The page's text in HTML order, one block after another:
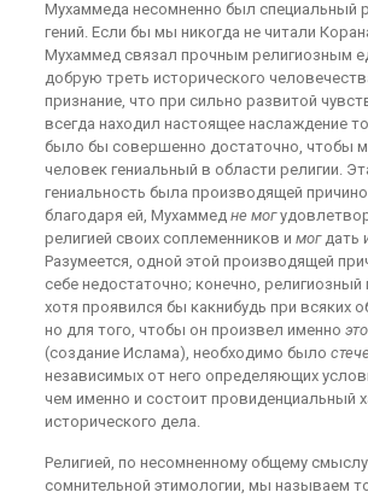
Мухаммеда несомненно был специальный
гений. Если бы мы никогда не читали
Мухаммед связал прочным религиозным
добрую треть исторического
признание, что при сильно развитой
всегда находил настоящее наслаждение
было бы совершенно достаточно, чтобы
человек гениальный в области религии.
гениальность была производящей
благодаря ей, Мухаммед не мог
религией своих соплеменников и могдать
Разумеется, одной этой производящей
себе недостаточно; конечно, религиозный
хотя проявился бы какнибудь при всяких
но для того, чтобы он произвел именно это
(создание Ислама), необходимо было
независимых от него определяющих
чем именно и состоит провиденциальный
исторического дела.
Религией, по несомненному общему
сомнительной этимологии, мы называем